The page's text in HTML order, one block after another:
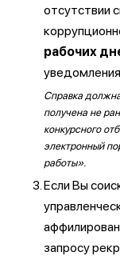
отсутствии
рабочих
Справка
получена не
конкурсного
электронный
работы».
Если Вы
запросу